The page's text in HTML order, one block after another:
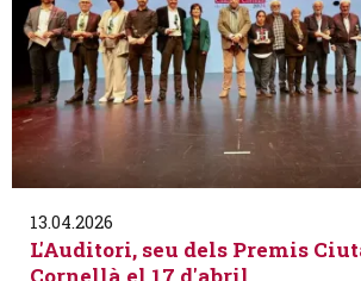
13.04.2026
L'Auditori, seu dels Premis
Cornellà el 17 d'abril